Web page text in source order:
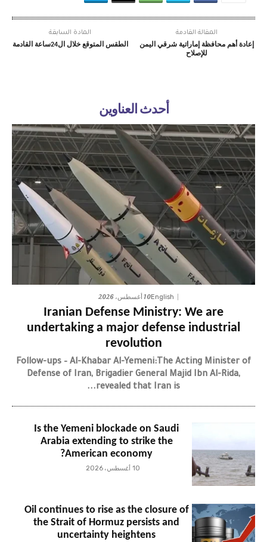
المادة السابقة
الطقس المتوقع خلال ال24ساعة القادمة
المقالة القادمة
إعادة أهم محافظة إماراتية شرقي اليمن
للإصلاح
أحدث العناوين
English10 أغسطس، 2026
Iranian Defense Ministry: We are
undertaking a major defense industrial
revolution
Follow-ups – Al-Khabar Al-Yemeni:The Acting Minister of
Defense of Iran, Brigadier General Majid Ibn Al-Rida,
revealed that Iran is...
Is the Yemeni blockade on Saudi
Arabia extending to strike the
American economy?
10 أغسطس، 2026
Oil continues to rise as the closure of
the Strait of Hormuz persists and
uncertainty heightens